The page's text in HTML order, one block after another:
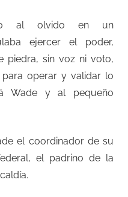
al olvido en un
ejercer el poder,
piedra, sin voz ni voto,
operar y validar lo
Wade y al pequeño
el coordinador de su
el padrino de la